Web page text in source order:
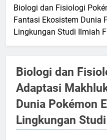
Biologi dan Fisiologi
Fantasi Ekosistem Dunia
Lingkungan Studi Ilmiah
Biologi dan
Adaptasi
Dunia Pokémon
Lingkungan